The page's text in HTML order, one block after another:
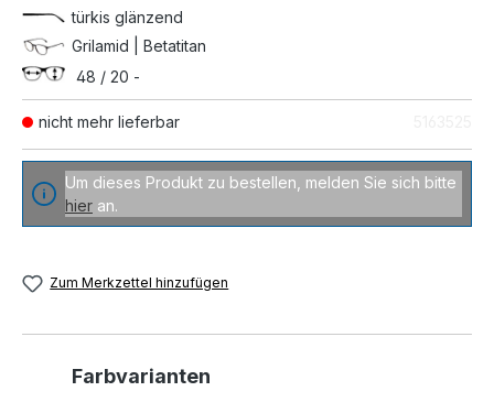
nicht mehr lieferbar
türkis glänzend
Grilamid | Betatitan
48 / 20 -
Um dieses Produkt zu bestellen, melden Sie sich bitte
hier an.
Zum Merkzettel hinzufügen
Produktgalerie überspringen
Farbvarianten